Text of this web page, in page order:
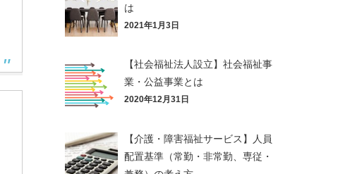
は
2021年1月3日
【社会福祉法人設立】社会福祉事
業・公益事業とは
2020年12月31日
【介護・障害福祉サービス】人員
配置基準（常勤・非常勤、専従・